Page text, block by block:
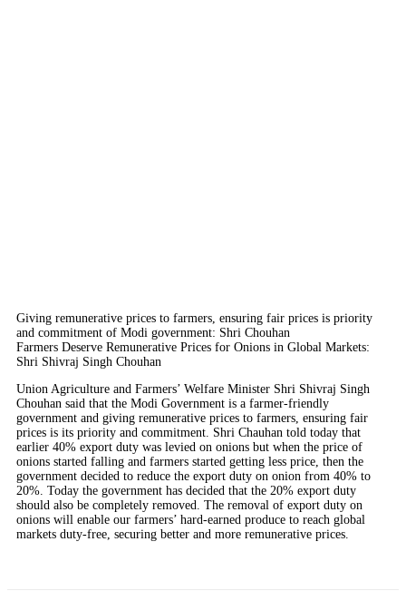
Giving remunerative prices to farmers, ensuring fair prices is priority
and commitment of Modi government: Shri Chouhan
Farmers Deserve Remunerative Prices for Onions in Global Markets:
Shri Shivraj Singh Chouhan
Union Agriculture and Farmers’ Welfare Minister Shri Shivraj Singh
Chouhan said that the Modi Government is a farmer-friendly
government and giving remunerative prices to farmers, ensuring fair
prices is its priority and commitment. Shri Chauhan told today that
earlier 40% export duty was levied on onions but when the price of
onions started falling and farmers started getting less price, then the
government decided to reduce the export duty on onion from 40% to
20%. Today the government has decided that the 20% export duty
should also be completely removed. The removal of export duty on
onions will enable our farmers’ hard-earned produce to reach global
markets duty-free, securing better and more remunerative prices.